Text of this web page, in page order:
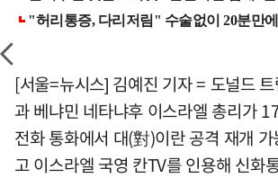
[서울=뉴시스] 김예진 기자 = 도널드
과 베냐민 네타냐후 이스라엘 총리가
전화 통화에서 대(對)이란 공격 재개
고 이스라엘 국영 칸TV를 인용해 신화